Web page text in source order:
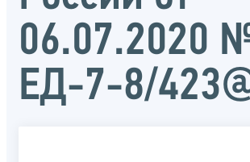
06.07.2020
ЕД-7-8/